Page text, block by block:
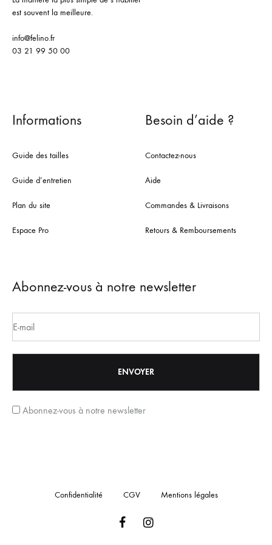
est souvent la meilleure.
info@felino.fr
03 21 99 50 00
Informations
Guide des tailles
Guide d’entretien
Plan du site
Espace Pro
Besoin d’aide ?
Contactez-nous
Aide
Commandes & Livraisons
Retours & Remboursements
Abonnez-vous à notre newsletter
Abonnez-vous à notre newsletter
Confidentialité CGV Mentions légales
FacebookInstagram